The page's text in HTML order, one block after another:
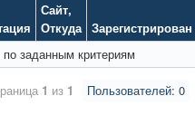
Сайт,
Откуда Зарегистрирован
заданным критериям
Пользователей: 0
1 из 1